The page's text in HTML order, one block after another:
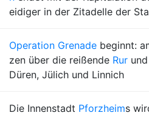
eidiger in der Zitadelle der
Operation Grenade beginnt:
zen über die reißende Rur
Düren, Jülich und Linnich
Die Innenstadt Pforzheims